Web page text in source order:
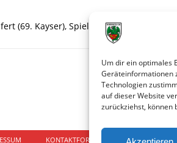
Um dir ein optimales
Geräteinformationen
Technologien
auf dieser Website
zurückziehst, können
(69. Kayser), Spielberger, Gries, Mohr.
KONTAKTFORMULAR